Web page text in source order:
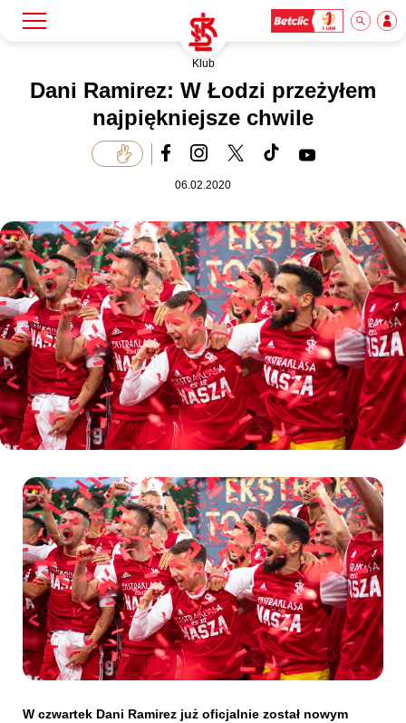
Klub
Akademia
Biznes
Dla mediów
Kibice
SKLEP KUP BILET
Klub
Dani Ramirez: W Łodzi przeżyłem
najpiękniejsze chwile
06.02.2020
W czwartek Dani Ramirez już oficjalnie został nowym